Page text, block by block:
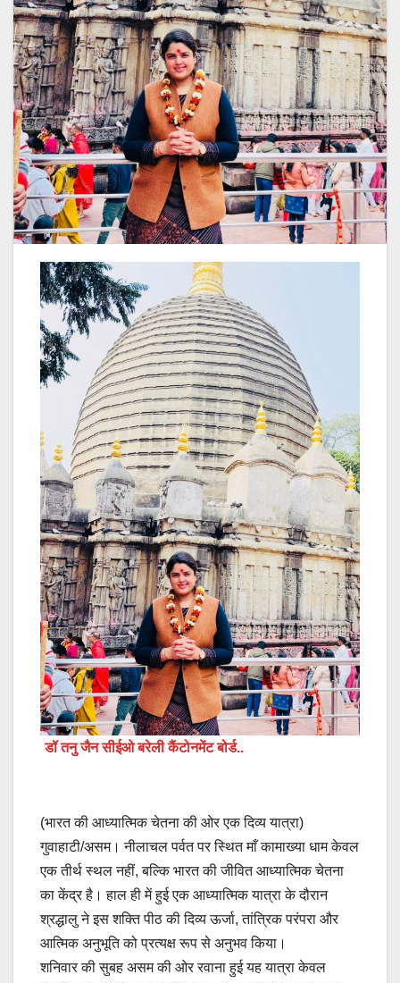
डॉ तनु जैन सीईओ बरेली कैंटोनमेंट बोर्ड..
(भारत की आध्यात्मिक चेतना की ओर एक दिव्य यात्रा)
गुवाहाटी/असम। नीलाचल पर्वत पर स्थित माँ कामाख्या धाम केवल
एक तीर्थ स्थल नहीं, बल्कि भारत की जीवित आध्यात्मिक चेतना
का केंद्र है। हाल ही में हुई एक आध्यात्मिक यात्रा के दौरान
श्रद्धालु ने इस शक्ति पीठ की दिव्य ऊर्जा, तांत्रिक परंपरा और
आत्मिक अनुभूति को प्रत्यक्ष रूप से अनुभव किया।
शनिवार की सुबह असम की ओर रवाना हुई यह यात्रा केवल